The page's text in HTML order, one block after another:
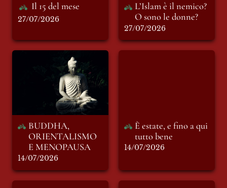
Il 15 del mese
27/07/2026
L’Islam è il nemico?
O sono le donne?
27/07/2026
BUDDHA,
ORIENTALISMO E
MENOPAUSA
BUDDHA,
ORIENTALISMO
E MENOPAUSA
14/07/2026
È estate, e fino a qui
tutto bene
14/07/2026